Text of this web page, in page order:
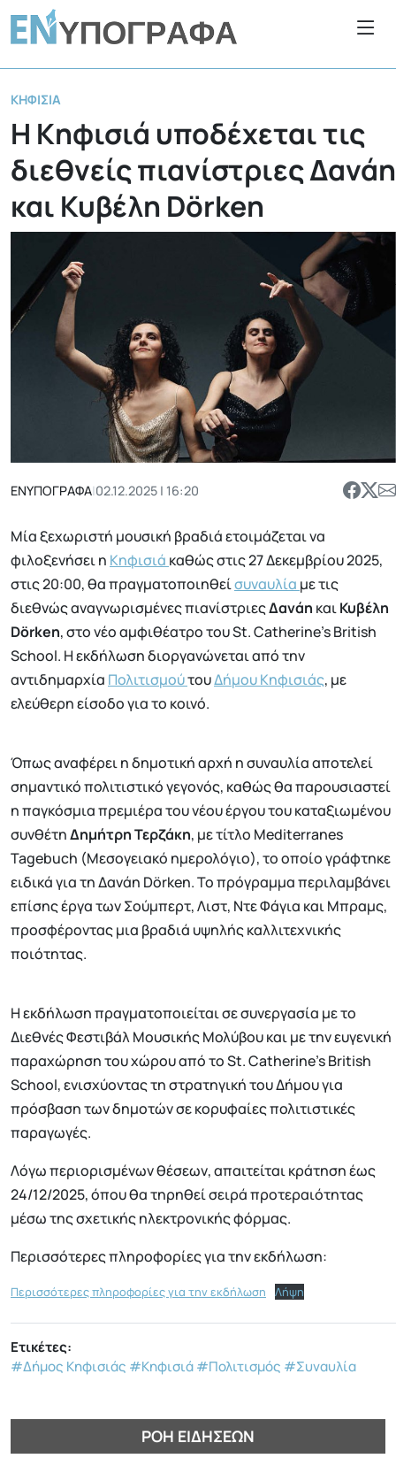
ΚΗΦΙΣΙΆ
Η Κηφισιά υποδέχεται τις
διεθνείς πιανίστριες Δανάη
και Κυβέλη Dörken
ΕΝΥΠΟΓΡΑΦΑ|02.12.2025 | 16:20
Μία ξεχωριστή μουσική βραδιά ετοιμάζεται να
φιλοξενήσει η Κηφισιά καθώς στις 27 Δεκεμβρίου 2025,
στις 20:00, θα πραγματοποιηθείσυναυλία με τις
διεθνώς αναγνωρισμένες πιανίστριεςΔανάη καιΚυβέλη
Dörken, στο νέο αμφιθέατρο του St. Catherine’s British
School. Η εκδήλωση διοργανώνεται από την
αντιδημαρχία ΠολιτισμούτουΔήμου Κηφισιάς, με
ελεύθερη είσοδο για το κοινό.
Όπως αναφέρει η δημοτική αρχή η συναυλία αποτελεί
σημαντικό πολιτιστικό γεγονός, καθώς θα παρουσιαστεί
η παγκόσμια πρεμιέρα του νέου έργου του καταξιωμένου
συνθέτηΔημήτρη Τερζάκη, με τίτλο Mediterranes
Tagebuch (Μεσογειακό ημερολόγιο), το οποίο γράφτηκε
ειδικά για τη Δανάη Dörken. Το πρόγραμμα περιλαμβάνει
επίσης έργα των Σούμπερτ, Λιστ, Ντε Φάγια και Μπραμς,
προσφέροντας μια βραδιά υψηλής καλλιτεχνικής
ποιότητας.
Η εκδήλωση πραγματοποιείται σε συνεργασία με το
Διεθνές Φεστιβάλ Μουσικής Μολύβου και με την ευγενική
παραχώρηση του χώρου από το St. Catherine’s British
School, ενισχύοντας τη στρατηγική του Δήμου για
πρόσβαση των δημοτών σε κορυφαίες πολιτιστικές
παραγωγές.
Λόγω περιορισμένων θέσεων, απαιτείται κράτηση έως
24/12/2025, όπου θα τηρηθεί σειρά προτεραιότητας
μέσω της σχετικής ηλεκτρονικής φόρμας.
Περισσότερες πληροφορίες για την εκδήλωση:
Περισσότερες πληροφορίες για την εκδήλωση Λήψη
Ετικέτες:
#Δήμος Κηφισιάς #Κηφισιά#Πολιτισμός #Συναυλία
ΡΟΉ ΕΙΔΉΣΕΩΝ